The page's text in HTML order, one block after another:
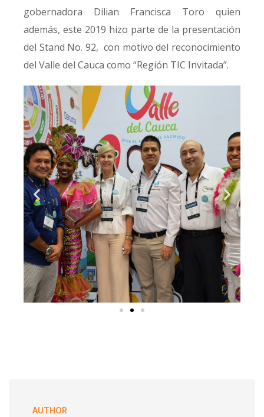
gobernadora Dilian Francisca Toro quien
además, este 2019 hizo parte de la presentación
del Stand No. 92, con motivo del reconocimiento
del Valle del Cauca como “Región TIC Invitada”.
AUTHOR